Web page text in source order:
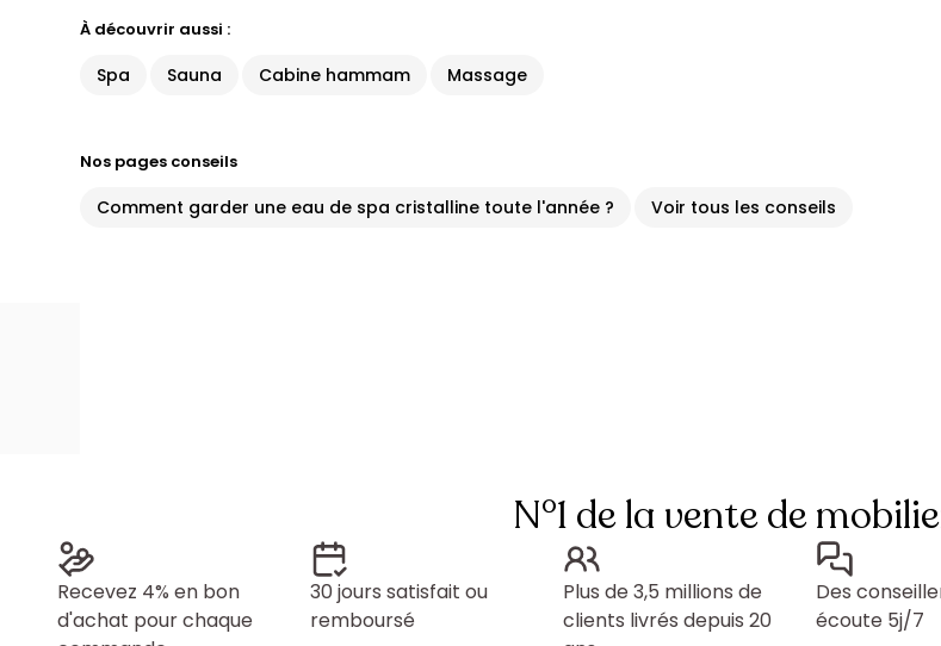
À découvrir aussi :
Spa Sauna Cabine hammam Massage
Nos pages conseils
Comment garder une eau de spa cristalline toute l'année ? Voir tous les conseils
N°1 de la vente de
Recevez 4% en bon
d'achat pour chaque
30 jours satisfait ou
remboursé
Plus de 3,5 millions de
clients livrés depuis 20
Des
écoute 5j/7